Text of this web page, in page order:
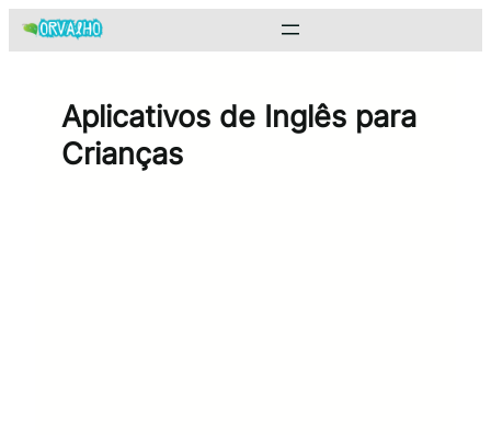
Pular
para
Aplicativos de Inglês para
Crianças